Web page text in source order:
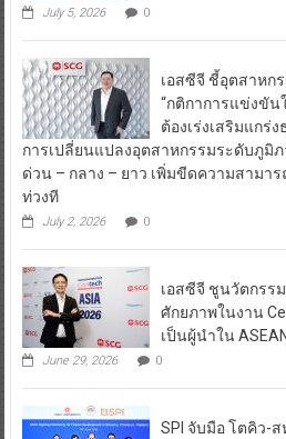
July 5, 2026 0
เอสซีจี ชี้อุตสาหก
“กติกาการแข่งขัน
ต้องเร่งเสริมแกร่
การเปลี่ยนแปลงอุตสาหกรรมระดับภูมิ
ด่วน – กลาง – ยาว เพิ่มขีดความสามา
ท่วงที
July 2, 2026 0
เอสซีจี ชูนวัตกรร
ศักยภาพในงาน
เป็นผู้นำใน
June 29, 2026 0
SPI จับมือ โตคิว-